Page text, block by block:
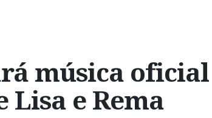
música
Lisa e Rema